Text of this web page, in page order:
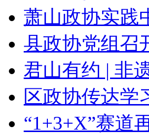
萧山政协实践
县政协党组召
君山有约 | 非
区政协传达学
“1+3+X”赛道